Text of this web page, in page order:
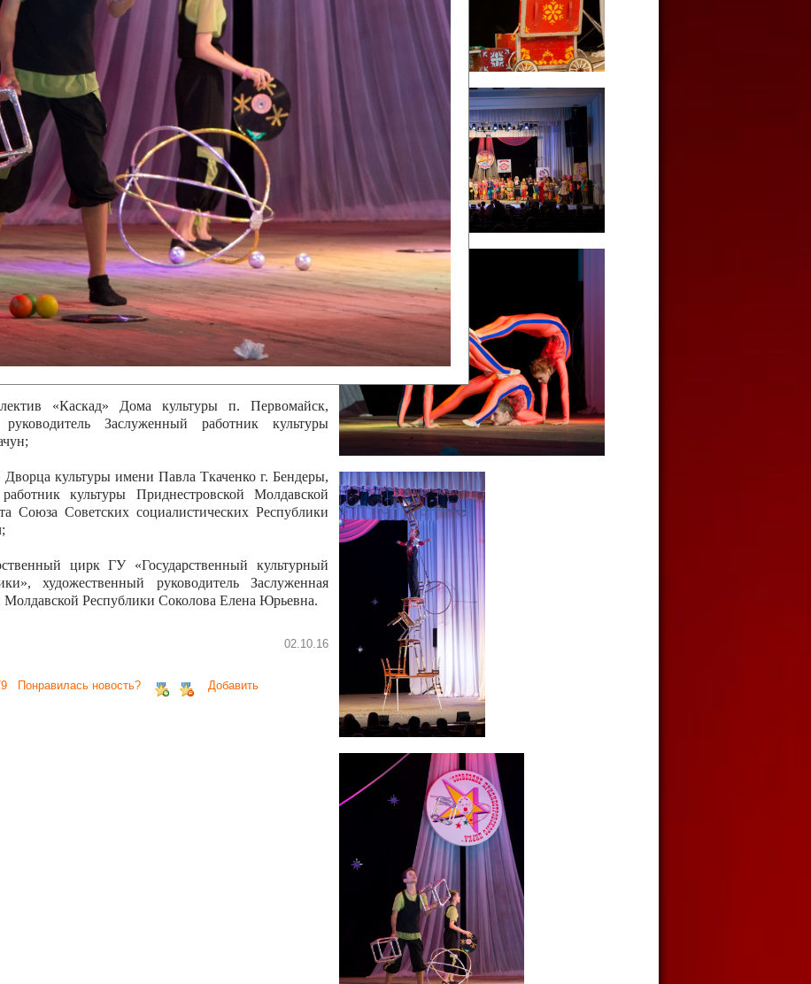
коллектив «Шари-вари» МУ «Культурно-
г.Бендеры, руководители Отличные работники
Молдавской Республики Алёна Александровна и
«Энтузиасты» Дома культуры с. Делакеу,
руководитель Отличный работник культуры
Республики Пётр Петрович Дижмару;
«Сперанца» Дома культуры посёлка Красное,
руководитель Отличный работник культуры
Республики Анжела Владимировна
коллектив «Алегро» Дома детско –юношеского
района, руководитель Хачатурян Юрий
«Радуга» Городской дворец культуры г.
Отличный работник культуры Приднестровской
Юрьевич Елистратов;
«Каскад» Дома культуры п. Первомайск,
руководитель Заслуженный работник культуры
культуры имени Павла Ткаченко г. Бендеры,
культуры Приднестровской Молдавской
Союза Советских социалистических Республики
цирк ГУ «Государственный культурный
художественный руководитель Заслуженная
Молдавской Республики Соколова Елена Юрьевна.
02.10.16
Понравилась новость?
Добавить